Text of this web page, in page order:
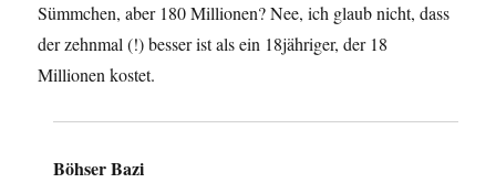
Sümmchen, aber 180 Millionen? Nee, ich glaub nicht, dass
der zehnmal (!) besser ist als ein 18jähriger, der 18
Millionen kostet.
Böhser Bazi